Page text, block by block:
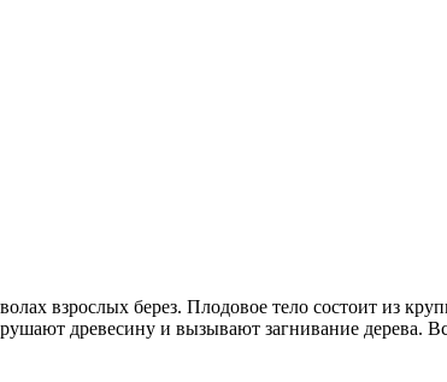
взрослых берез. Плодовое тело состоит из
древесину и вызывают загнивание дерева.